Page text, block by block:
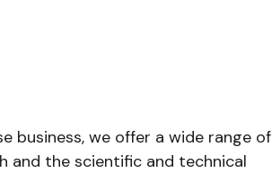
business, we offer a wide range of
and the scientific and technical